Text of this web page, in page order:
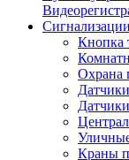
Сигнализации
Кнопка
Охрана
Краны